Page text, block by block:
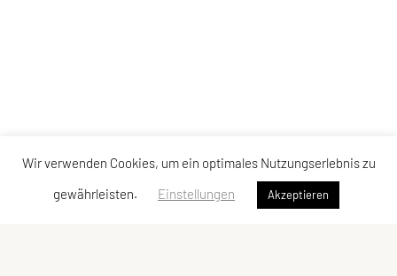
Wir verwenden Cookies, um ein optimales Nutzungserlebnis zu
gewährleisten.
Einstellungen Akzeptieren